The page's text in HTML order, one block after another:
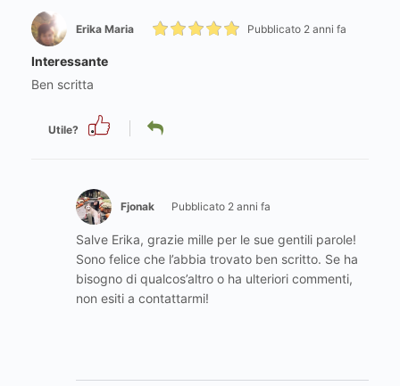
Erika Maria Pubblicato 2 anni fa
Interessante
Ben scritta
Utile?
Fjonak Pubblicato 2 anni fa
Salve Erika, grazie mille per le sue gentili parole!
Sono felice che l’abbia trovato ben scritto. Se ha
bisogno di qualcos’altro o ha ulteriori commenti,
non esiti a contattarmi!